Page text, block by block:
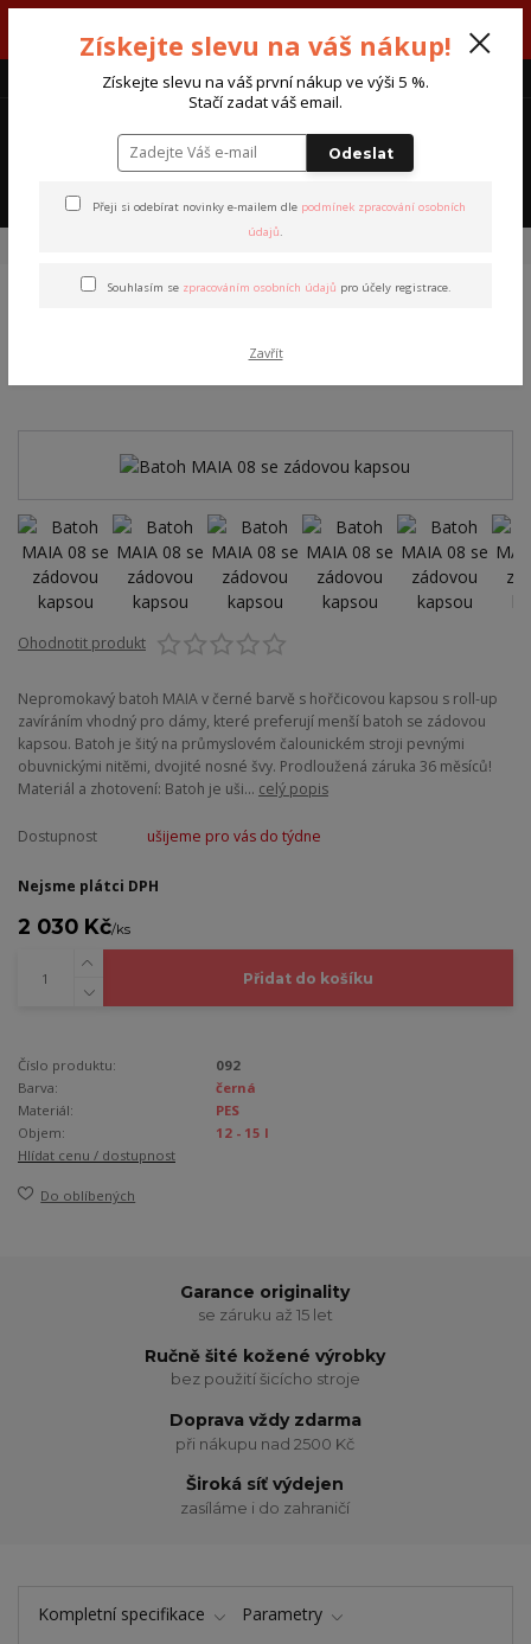
od 7:00 do 15:30 hodin.
CZK
Ohodnotit produkt
Nepromokavý batoh MAIA v černé barvě s hořčicovou kapsou s roll-up
zavíráním vhodný pro dámy, které preferují menší batoh se zádovou
kapsou. Batoh je šitý na průmyslovém čalounickém stroji pevnými
obuvnickými nitěmi, dvojité nosné švy. Prodloužená záruka 36 měsíců!
Materiál a zhotovení: Batoh je uši... celý popis
Dostupnost ušijeme pro vás do týdne
Nejsme plátci DPH
2 030 Kč/ks
Přidat do košíku
Číslo produktu:
092
Barva:
černá
Materiál:
PES
Objem:
12 - 15 l
Hlídat cenu / dostupnost
Do oblíbených
Garance originality
se záruku až 15 let
Ručně šité kožené výrobky
bez použití šicícho stroje
Doprava vždy zdarma
při nákupu nad 2500 Kč
Široká síť výdejen
zasíláme i do zahraničí
Kompletní specifikace
Parametry
Získejte slevu na váš nákup!
Získejte slevu na váš první nákup ve výši 5 %.
Stačí zadat váš email.
Odeslat
Přeji si odebírat novinky e-mailem dle podmínek zpracování osobních
údajů.
Souhlasím se zpracováním osobních údajů pro účely registrace.
Zavřít